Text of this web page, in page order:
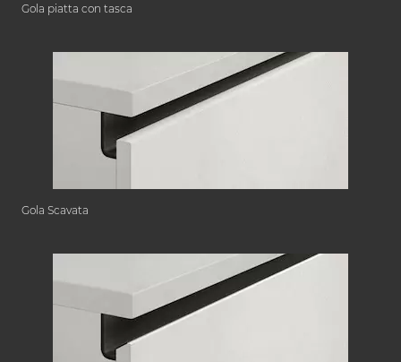
Gola piatta con tasca
Gola Scavata